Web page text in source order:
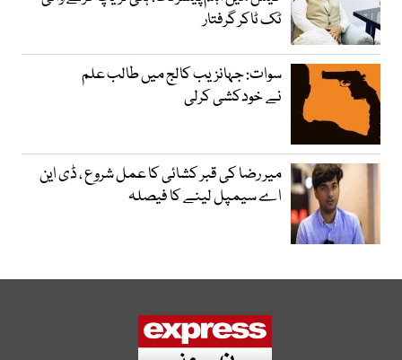
ٹک ٹاکر گرفتار
سوات: جہانزیب کالج میں طالب علم
نے خودکشی کرلی
میر رضا کی قبر کشائی کا عمل شروع ، ڈی این
اے سیمپل لینے کا فیصلہ